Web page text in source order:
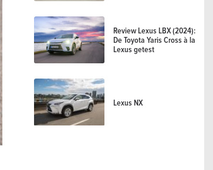
Review Lexus LBX (2024):
De Toyota Yaris Cross à la
Lexus getest
Lexus NX